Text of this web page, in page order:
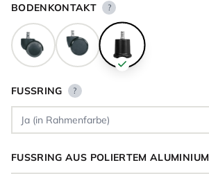
BODENKONTAKT ?
FUSSRING ?
FUSSRING AUS POLIERTEM ALUMINIUM